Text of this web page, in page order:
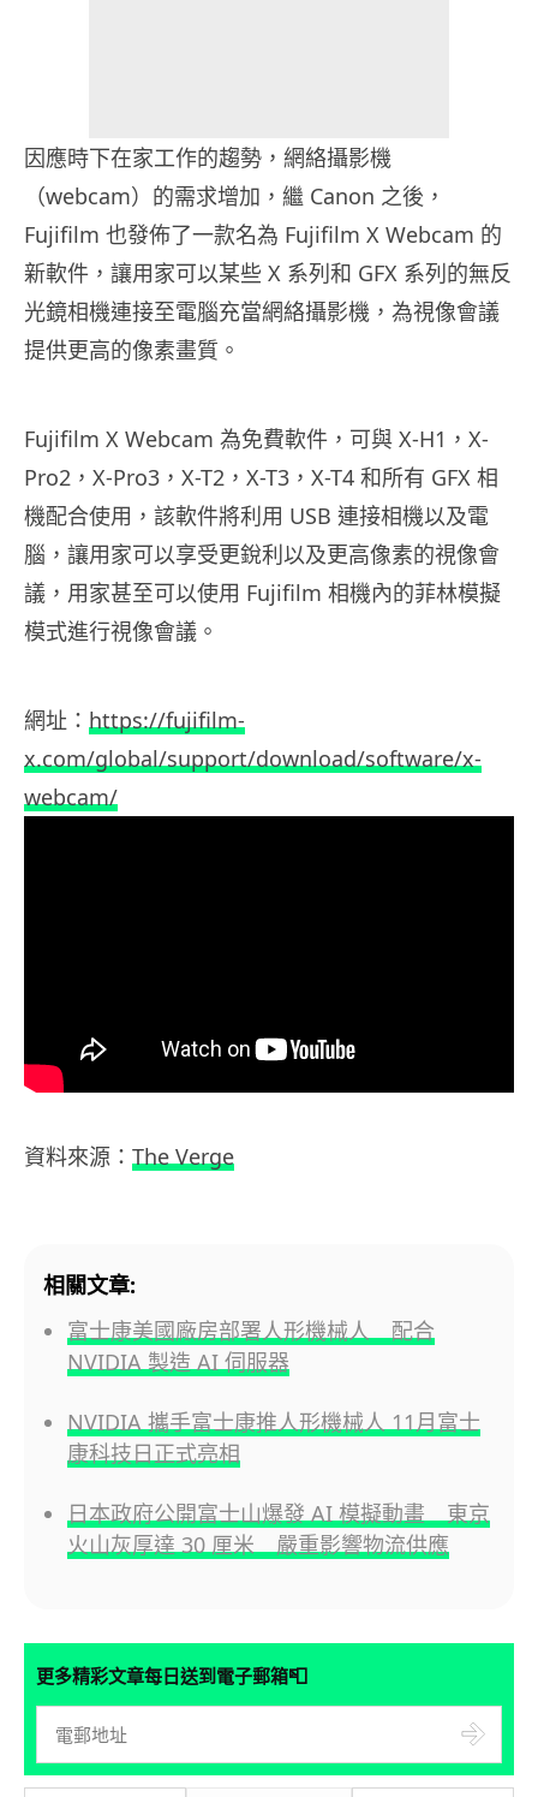
因應時下在家工作的趨勢，網絡攝影機
（webcam）的需求增加，繼 Canon 之後，
Fujifilm 也發佈了一款名為 Fujifilm X Webcam 的
新軟件，讓用家可以某些 X 系列和 GFX 系列的無反
光鏡相機連接至電腦充當網絡攝影機，為視像會議
提供更高的像素畫質。
Fujifilm X Webcam 為免費軟件，可與 X-H1，X-
Pro2，X-Pro3，X-T2，X-T3，X-T4 和所有 GFX 相
機配合使用，該軟件將利用 USB 連接相機以及電
腦，讓用家可以享受更銳利以及更高像素的視像會
議，用家甚至可以使用 Fujifilm 相機內的菲林模擬
模式進行視像會議。
網址： https://fujifilm-
x.com/global/support/download/software/x-
webcam/
資料來源： The Verge
相關文章:
富士康美國廠房部署人形機械人 配合
NVIDIA 製造 AI 伺服器
NVIDIA 攜手富士康推人形機械人 11月富士
康科技日正式亮相
日本政府公開富士山爆發 AI 模擬動畫 東京
火山灰厚達 30 厘米 嚴重影響物流供應
更多精彩文章每日送到電子郵箱📮